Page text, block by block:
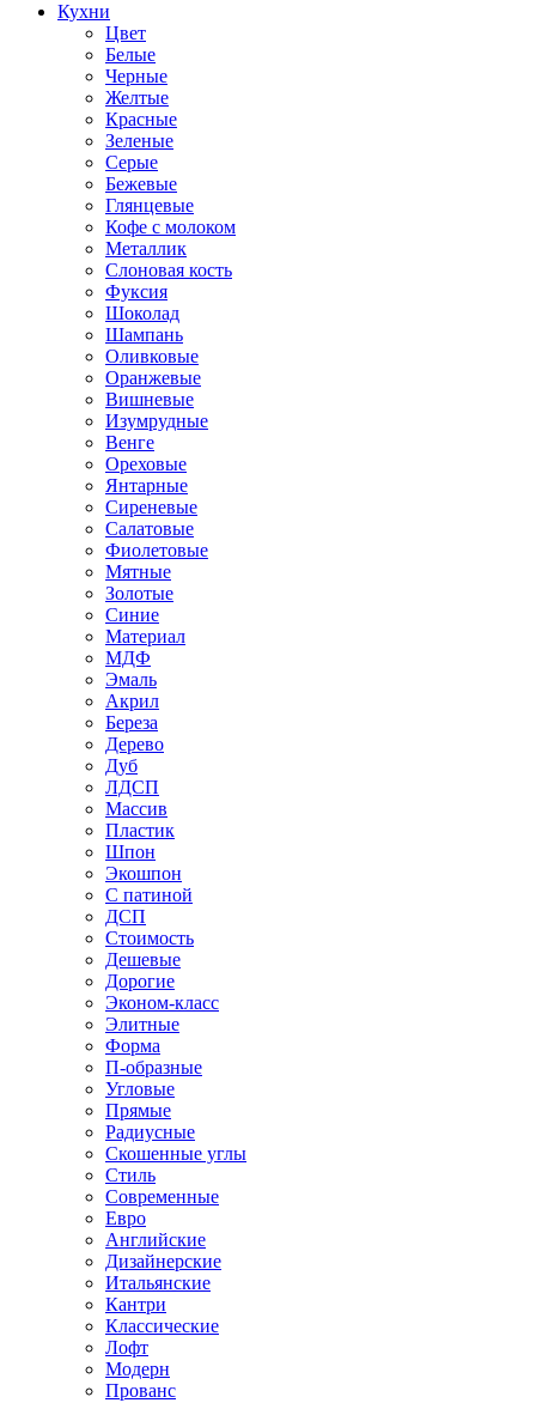
Кухни
Цвет
Белые
Черные
Желтые
Красные
Зеленые
Серые
Бежевые
Глянцевые
Кофе с молоком
Металлик
Слоновая кость
Фуксия
Шоколад
Шампань
Оливковые
Оранжевые
Вишневые
Изумрудные
Венге
Ореховые
Янтарные
Сиреневые
Салатовые
Фиолетовые
Мятные
Золотые
Синие
Материал
МДФ
Эмаль
Акрил
Береза
Дерево
Дуб
ЛДСП
Массив
Пластик
Шпон
Экошпон
С патиной
ДСП
Стоимость
Дешевые
Дорогие
Эконом-класс
Элитные
Форма
П-образные
Угловые
Прямые
Радиусные
Скошенные углы
Стиль
Современные
Евро
Английские
Дизайнерские
Итальянские
Кантри
Классические
Лофт
Модерн
Прованс